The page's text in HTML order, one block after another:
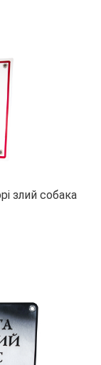
злий собака